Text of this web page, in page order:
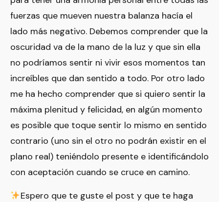
fuerzas que mueven nuestra balanza hacía el
lado más negativo. Debemos comprender que la
oscuridad va de la mano de la luz y que sin ella
no podríamos sentir ni vivir esos momentos tan
increíbles que dan sentido a todo. Por otro lado
me ha hecho comprender que si quiero sentir la
máxima plenitud y felicidad, en algún momento
es posible que toque sentir lo mismo en sentido
contrario (uno sin el otro no podrán existir en el
plano real) teniéndolo presente e identificándolo
con aceptación cuando se cruce en camino.
Espero que te guste el post y que te haga